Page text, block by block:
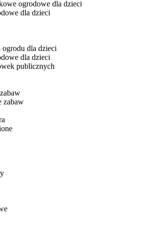
ogrodowe dla dzieci
dla dzieci
dla dzieci
dla dzieci
publicznych
zabaw